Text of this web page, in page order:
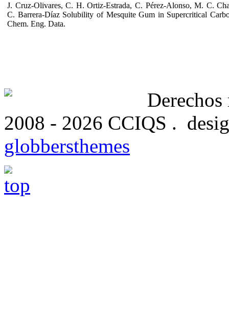
J. Cruz-Olivares, C. H. Ortiz-Estrada, C. Pérez-Alonso, M. C.
C. Barrera-Díaz Solubility of Mesquite Gum in Supercritical
Chem. Eng. Data.
2008 - 2026 CCIQS .
globbersthemes